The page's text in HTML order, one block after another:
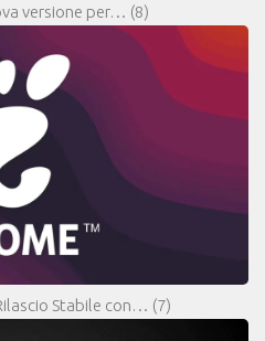
versione per… (8)
Stabile con… (7)